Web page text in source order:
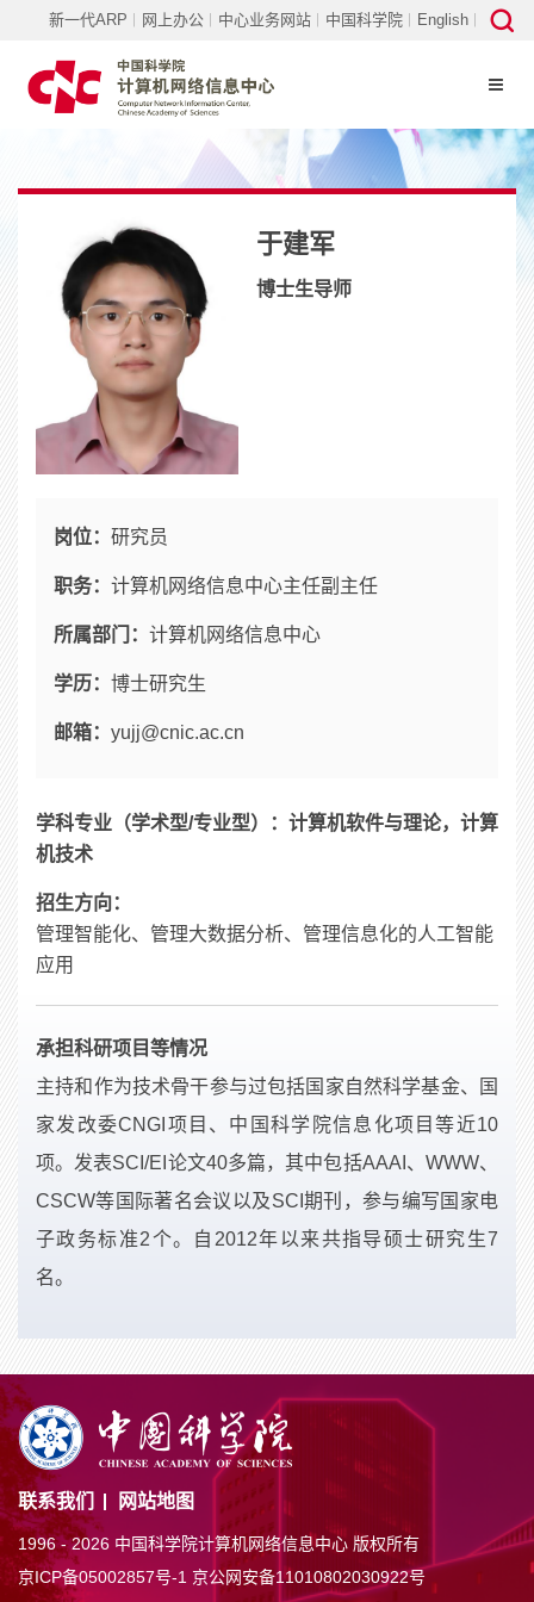
新一代ARP 网上办公 中心业务网站 中国科学院 English
于建军
博士生导师
岗位： 研究员
职务： 计算机网络信息中心主任副主任
所属部门： 计算机网络信息中心
学历： 博士研究生
邮箱： yujj@cnic.ac.cn
学科专业（学术型/专业型）：计算机软件与理论，计算
机技术
招生方向：
管理智能化、管理大数据分析、管理信息化的人工智能
应用
承担科研项目等情况
主持和作为技术骨干参与过包括国家自然科学基金、国
家发改委CNGI项目、中国科学院信息化项目等近10
项。发表SCI/EI论文40多篇，其中包括AAAI、WWW、
CSCW等国际著名会议以及SCI期刊，参与编写国家电
子政务标准2个。自2012年以来共指导硕士研究生7
名。
联系我们 网站地图
1996 -2026 中国科学院计算机网络信息中心 版权所有
京ICP备05002857号-1 京公网安备11010802030922号